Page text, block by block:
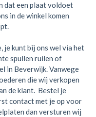
dat een plaat voldoet
in de winkel komen
je kunt bij ons wel via het
spullen ruilen of
in Beverwijk. Vanwege
die wij verkopen
de klant. Bestel je
contact met je op voor
dan versturen wij